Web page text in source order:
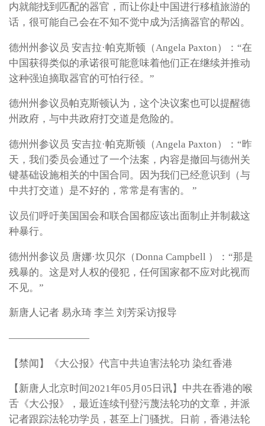
内就能找到匹配的器官，而让你赴中国进行移植旅游的
话，很可能自己会在不知不觉中成为活摘器官的帮凶。
德州州参议员 安吉拉·帕克斯顿（Angela Paxton）：“在
中国获得类似的承诺很可能意味着他们正在继续并推动
这种强迫摘取器官的可怕行径。”
德州州参议员帕克斯顿认为，这个决议案也可以提醒德
州政府，与中共政府打交道是危险的。
德州州参议员 安吉拉·帕克斯顿（Angela Paxton）：“昨
天，我们委员会通过了一个法案，内容是撤回与德州关
键基础设施相关的中国合同。因为我们已经意识到（与
中共打交道）是不好的，常常是有害的。 ”
议员们呼吁美国国会和联合国都应该出面制止并制裁这
种暴行。
德州州参议员 唐娜·坎贝尔（Donna Campbell ）：“那是
残暴的。这是对人权的侵犯，任何国家都不应对此视而
不见。”
新唐人记者 易永琦 李兰 刘芳采访报导
————————
【禁闻】《大公报》代言中共迫害法轮功 染红香港
【新唐人北京时间2021年05月05日讯】中共在香港的喉
舌《大公报》，最近连续刊登污蔑法轮功的文章，并派
记者跟踪法轮功学员，甚至上门骚扰。日前，香港法轮